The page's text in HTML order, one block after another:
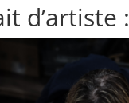
d’artiste